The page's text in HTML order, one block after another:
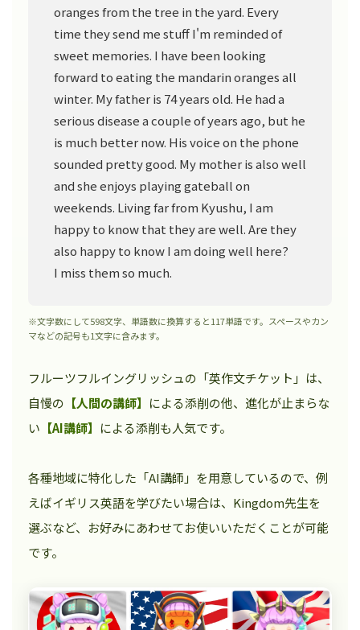
oranges from the tree in the yard. Every
time they send me stuff I'm reminded of
sweet memories. I have been looking
forward to eating the mandarin oranges all
winter. My father is 74 years old. He had a
serious disease a couple of years ago, but he
is much better now. His voice on the phone
sounded pretty good. My mother is also well
and she enjoys playing gateball on
weekends. Living far from Kyushu, I am
happy to know that they are well. Are they
also happy to know I am doing well here?
I miss them so much.
※文字数にして598文字、単語数に換算すると117単語です。スペースやカン
マなどの記号も1文字に含みます。
フルーツフルイングリッシュの「英作文チケット」は、
自慢の 【人間の講師】 による添削の他、進化が止まらな
い 【AI講師】 による添削も人気です。
各種地域に特化した「AI講師」を用意しているので、例
えばイギリス英語を学びたい場合は、Kingdom先生を
選ぶなど、お好みにあわせてお使いいただくことが可能
です。